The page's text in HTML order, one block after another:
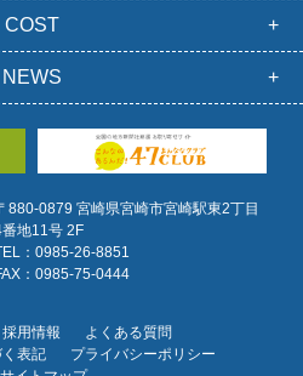
COST
NEWS
880-0879 宮崎県宮崎市宮崎駅東2丁目
番地11号 2F
：0985-26-8851
：0985-75-0444
採用情報
よくある質問
表記
プライバシーポリシー